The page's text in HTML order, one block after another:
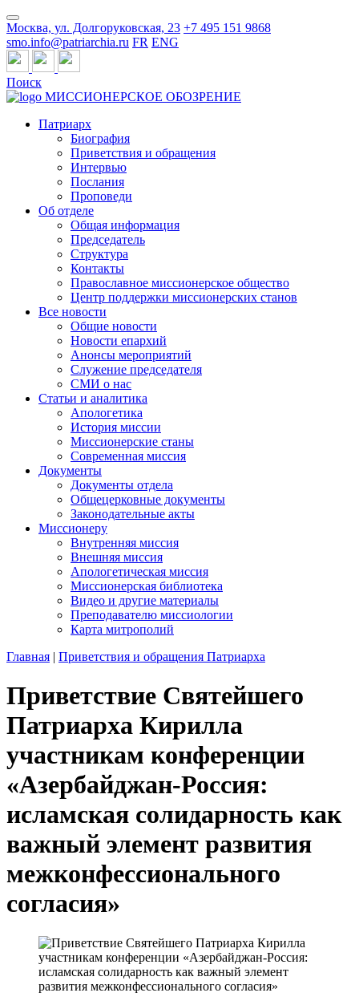
Москва, ул. Долгоруковская, 23 +7 495 151 9868
smo.info@patriarchia.ru FR ENG
Поиск
МИССИОНЕРСКОЕ ОБОЗРЕНИЕ
Патриарх
Биография
Приветствия и обращения
Интервью
Послания
Проповеди
Об отделе
Общая информация
Председатель
Структура
Контакты
Православное миссионерское общество
Центр поддержки миссионерских станов
Все новости
Общие новости
Новости епархий
Анонсы мероприятий
Служение председателя
СМИ о нас
Статьи и аналитика
Апологетика
История миссии
Миссионерские станы
Современная миссия
Документы
Документы отдела
Общецерковные документы
Законодательные акты
Миссионеру
Внутренняя миссия
Внешняя миссия
Апологетическая миссия
Миссионерская библиотека
Видео и другие материалы
Преподавателю миссиологии
Карта митрополий
Главная | Приветствия и обращения Патриарха
Приветствие Святейшего
Патриарха Кирилла
участникам конференции
«Азербайджан-Россия:
исламская солидарность как
важный элемент развития
межконфессионального
согласия»